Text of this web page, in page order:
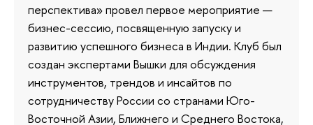
перспектива» провел первое мероприятие —
бизнес-сессию, посвященную запуску и
развитию успешного бизнеса в Индии. Клуб был
создан экспертами Вышки для обсуждения
инструментов, трендов и инсайтов по
сотрудничеству России со странами Юго-
Восточной Азии, Ближнего и Среднего Востока,